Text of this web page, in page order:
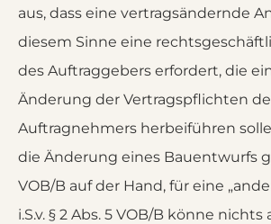
aus, dass eine vertragsändernde
diesem Sinne eine
des Auftraggebers erfordert, die
Änderung der Vertragspflichten
Auftragnehmers herbeiführen
die Änderung eines Bauentwurfs
VOB/B auf der Hand, für eine
i.S.v. § 2 Abs. 5 VOB/B könne